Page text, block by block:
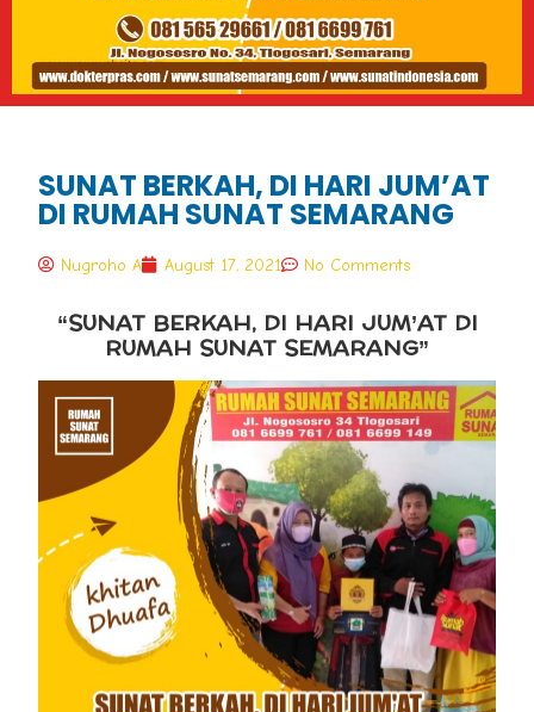
SUNAT BERKAH, DI HARI JUM’AT
DI RUMAH SUNAT SEMARANG
Nugroho A August 17, 2021 No Comments
“SUNAT BERKAH, DI HARI JUM’AT DI
RUMAH SUNAT SEMARANG”